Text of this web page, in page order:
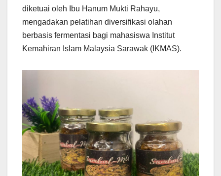
diketuai oleh Ibu Hanum Mukti Rahayu,
mengadakan pelatihan diversifikasi olahan
berbasis fermentasi bagi mahasiswa Institut
Kemahiran Islam Malaysia Sarawak (IKMAS).